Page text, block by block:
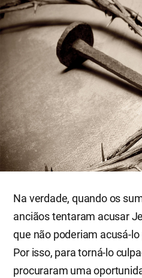
Na verdade, quando os
anciãos tentaram acusar
que não poderiam acusá-
Por isso, para torná-lo
procuraram uma